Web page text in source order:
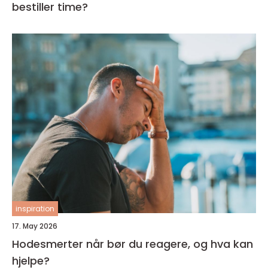
bestiller time?
inspiration
17. May 2026
Hodesmerter når bør du reagere, og hva kan
hjelpe?